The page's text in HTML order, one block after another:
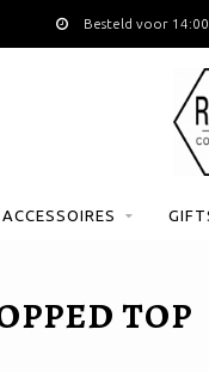
Besteld voor
ACCESSOIRES
TOP